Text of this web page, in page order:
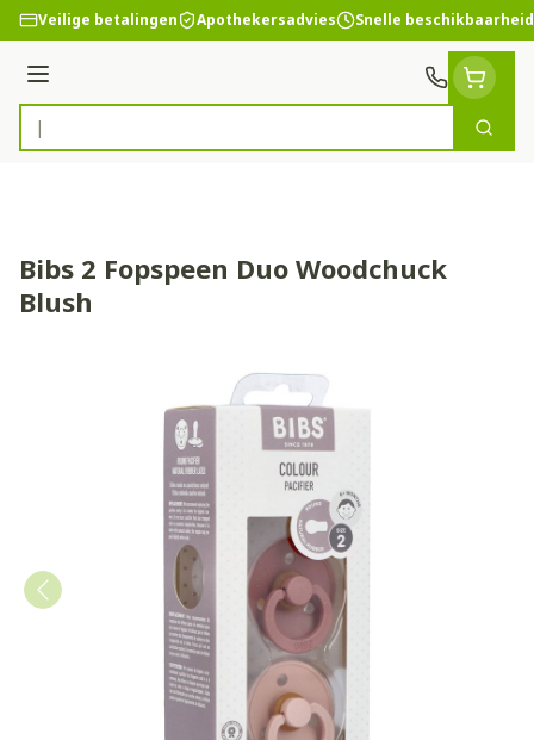
Ga naar de inhoud
Veilige betalingen Apothekersadvies Snelle beschikbaarheid
Menu
Product, merk, categorie...
Zoek
Bibs 2 Fopspeen Duo Woodchuck
Blush